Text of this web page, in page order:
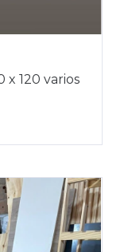
x 120 varios